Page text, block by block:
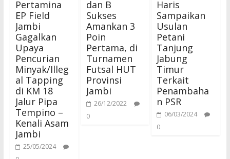
Pertamina
EP Field
Jambi
Gagalkan
Upaya
Pencurian
Minyak/Illeg
al Tapping
di KM 18
Jalur Pipa
Tempino –
Kenali Asam
Jambi
25/05/2024
dan B
Sukses
Amankan 3
Poin
Pertama, di
Turnamen
Futsal HUT
Provinsi
Jambi
26/12/2022
0
Haris
Sampaikan
Usulan
Petani
Tanjung
Jabung
Timur
Terkait
Penambaha
n PSR
06/03/2024
0